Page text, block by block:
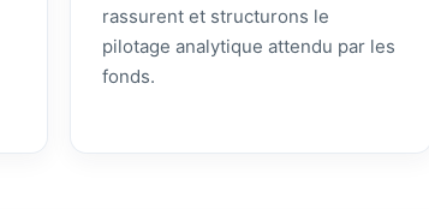
rassurent et structurons le
pilotage analytique attendu par les
fonds.